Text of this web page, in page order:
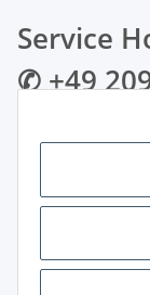
Service
✆ +49
Gewerkenstraße
Zahlungsarten